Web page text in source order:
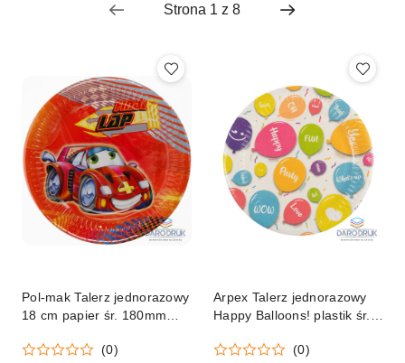
Pol-mak Talerz jednorazowy
18 cm papier śr. 180mm
(0)
Arpex Talerz jednorazowy
Happy Balloons! plastik śr.
(DC5877F)
(0)